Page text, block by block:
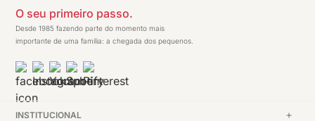
O seu primeiro passo.
Desde 1985 fazendo parte do momento mais
importante de uma família: a chegada dos pequenos.
INSTITUCIONAL